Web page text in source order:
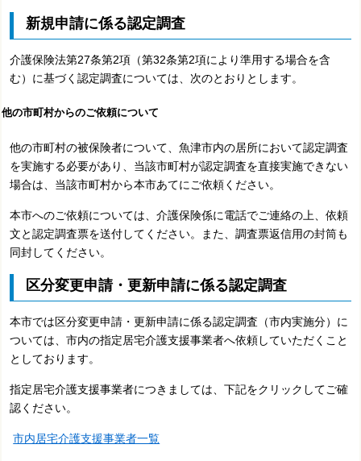
新規申請に係る認定調査
介護保険法第27条第2項（第32条第2項により準用する場合を含
む）に基づく認定調査については、次のとおりとします。
他の市町村からのご依頼について
他の市町村の被保険者について、魚津市内の居所において認定調査
を実施する必要があり、当該市町村が認定調査を直接実施できない
場合は、当該市町村から本市あてにご依頼ください。
本市へのご依頼については、介護保険係に電話でご連絡の上、依頼
文と認定調査票を送付してください。また、調査票返信用の封筒も
同封してください。
区分変更申請・更新申請に係る認定調査
本市では区分変更申請・更新申請に係る認定調査（市内実施分）に
ついては、市内の指定居宅介護支援事業者へ依頼していただくこと
としております。
指定居宅介護支援事業者につきましては、下記をクリックしてご確
認ください。
市内居宅介護支援事業者一覧